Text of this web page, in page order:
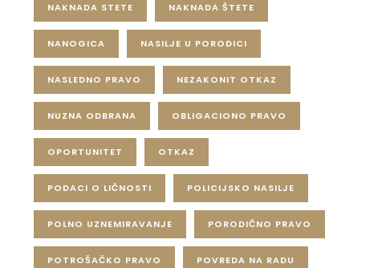
NAKNADA STETE NAKNADA ŠTETE
NANOGICA NASILJE U PORODICI
NASLEDNO PRAVO NEZAKONIT OTKAZ
NUZNA ODBRANA OBLIGACIONO PRAVO
OPORTUNITET OTKAZ
PODACI O LIČNOSTI POLICIJSKO NASILJE
POLNO UZNEMIRAVANJE PORODIČNO PRAVO
POTROŠAČKO PRAVO POVREDA NA RADU